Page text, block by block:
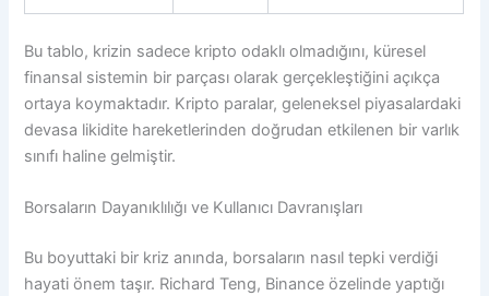
Bu tablo, krizin sadece kripto odaklı olmadığını, küresel
finansal sistemin bir parçası olarak gerçekleştiğini açıkça
ortaya koymaktadır. Kripto paralar, geleneksel piyasalardaki
devasa likidite hareketlerinden doğrudan etkilenen bir varlık
sınıfı haline gelmiştir.
Borsaların Dayanıklılığı ve Kullanıcı Davranışları
Bu boyuttaki bir kriz anında, borsaların nasıl tepki verdiği
hayati önem taşır. Richard Teng, Binance özelinde yaptığı